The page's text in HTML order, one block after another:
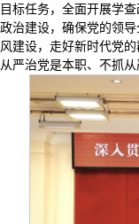
标任务，全面开展学
治建设，确保党的领
建设，走好新时代党
严治党是本职、不抓